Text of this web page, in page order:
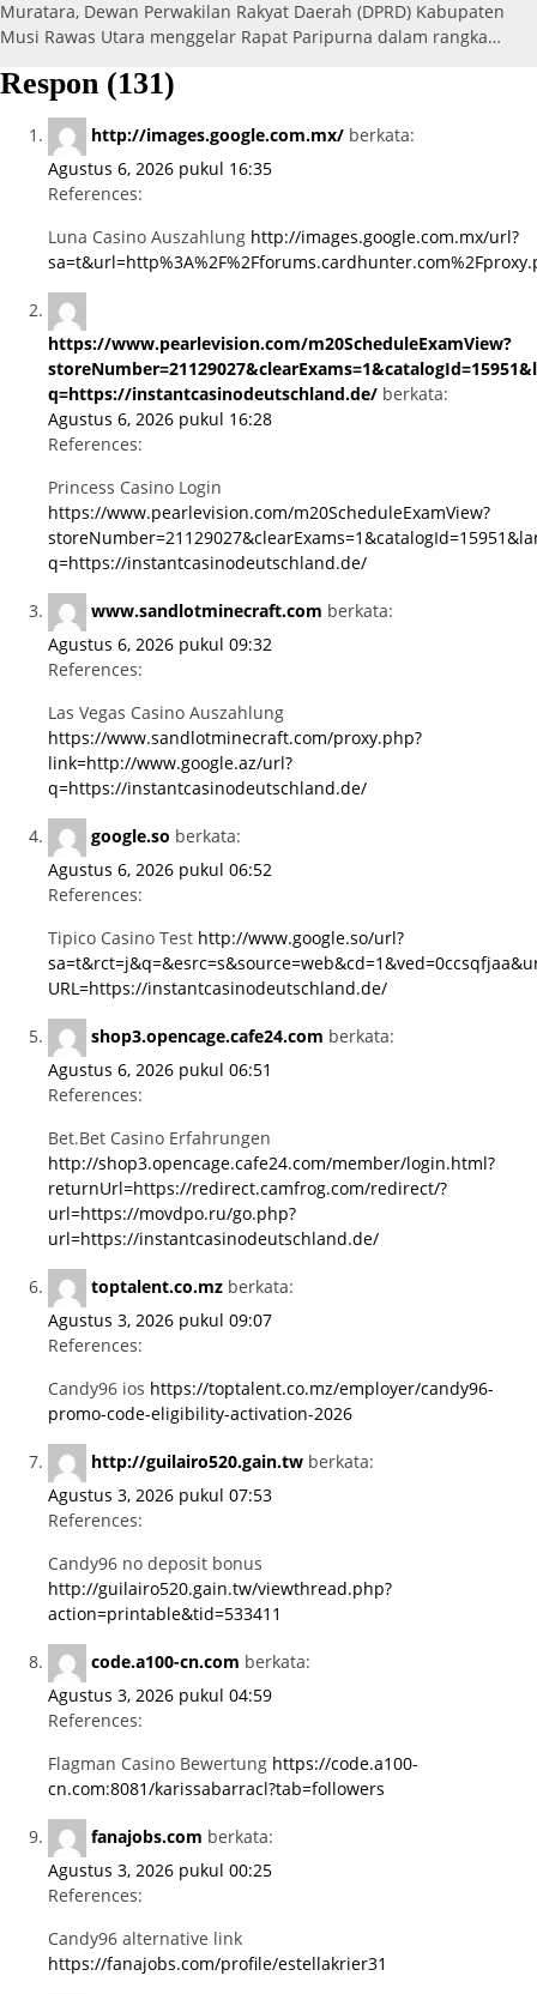
Muratara, Dewan Perwakilan Rakyat Daerah (DPRD) Kabupaten
Musi Rawas Utara menggelar Rapat Paripurna dalam rangka…
Respon (131)
http://images.google.com.mx/ berkata:
Agustus 6, 2026 pukul 16:35
References:
Luna Casino Auszahlung http://images.google.com.mx/url?
https://www.pearlevision.com/m20ScheduleExamView?
q=https://instantcasinodeutschland.de/ berkata:
Agustus 6, 2026 pukul 16:28
References:
Princess Casino Login
https://www.pearlevision.com/m20ScheduleExamView?
q=https://instantcasinodeutschland.de/
www.sandlotminecraft.com berkata:
Agustus 6, 2026 pukul 09:32
References:
Las Vegas Casino Auszahlung
https://www.sandlotminecraft.com/proxy.php?
link=http://www.google.az/url?
q=https://instantcasinodeutschland.de/
google.so berkata:
Agustus 6, 2026 pukul 06:52
References:
Tipico Casino Test http://www.google.so/url?
URL=https://instantcasinodeutschland.de/
shop3.opencage.cafe24.com berkata:
Agustus 6, 2026 pukul 06:51
References:
Bet.Bet Casino Erfahrungen
http://shop3.opencage.cafe24.com/member/login.html?
returnUrl=https://redirect.camfrog.com/redirect/?
url=https://movdpo.ru/go.php?
url=https://instantcasinodeutschland.de/
toptalent.co.mz berkata:
Agustus 3, 2026 pukul 09:07
References:
Candy96 ios https://toptalent.co.mz/employer/candy96-
promo-code-eligibility-activation-2026
http://guilairo520.gain.tw berkata:
Agustus 3, 2026 pukul 07:53
References:
Candy96 no deposit bonus
http://guilairo520.gain.tw/viewthread.php?
action=printable&tid=533411
code.a100-cn.com berkata:
Agustus 3, 2026 pukul 04:59
References:
Flagman Casino Bewertung https://code.a100-
cn.com:8081/karissabarracl?tab=followers
fanajobs.com berkata:
Agustus 3, 2026 pukul 00:25
References:
Candy96 alternative link
https://fanajobs.com/profile/estellakrier31